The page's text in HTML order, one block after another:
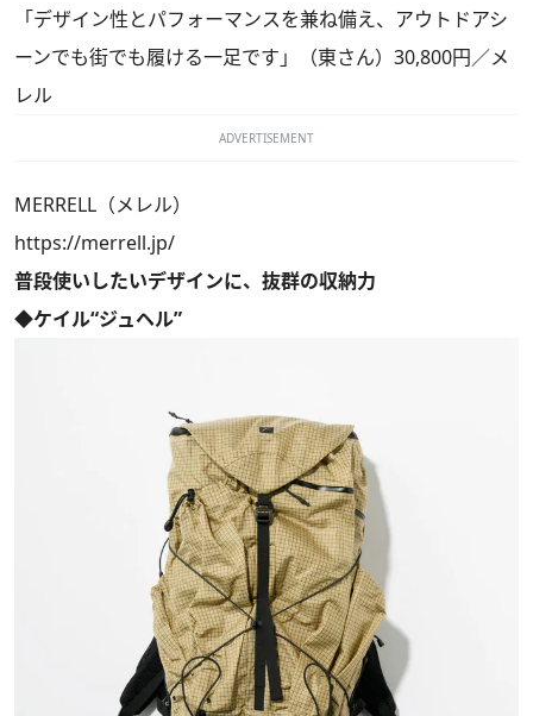
「デザイン性とパフォーマンスを兼ね備え、アウトドアシ
ーンでも街でも履ける一足です」（東さん）30,800円／メ
レル
ADVERTISEMENT
MERRELL（メレル）
https://merrell.jp/
普段使いしたいデザインに、抜群の収納力
◆ケイル“ジュヘル”